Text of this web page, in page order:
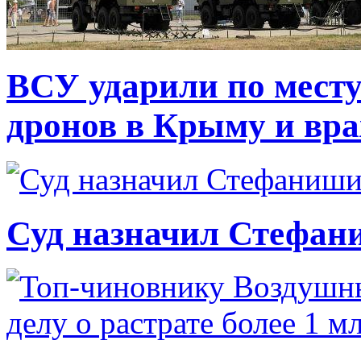
ВСУ ударили по
дронов в Крыму и
Суд назначил